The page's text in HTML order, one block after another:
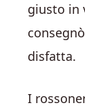
giusto in
disfatta.
I